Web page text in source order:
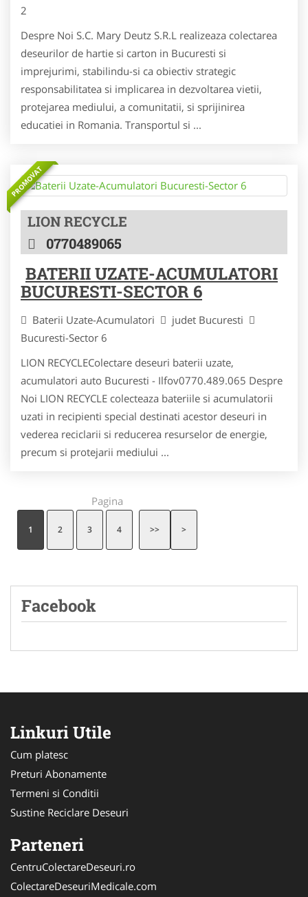
2
Despre Noi S.C. Mary Deutz S.R.L realizeaza colectarea
deseurilor de hartie si carton in Bucuresti si
imprejurimi, stabilindu-si ca obiectiv strategic
responsabilitatea si implicarea in dezvoltarea vietii,
protejarea mediului, a comunitatii, si sprijinirea
educatiei in Romania. Transportul si ...
PROMOVAT
LION RECYCLE
0770489065
BATERII UZATE-ACUMULATORI
BUCURESTI-SECTOR 6
Baterii Uzate-Acumulatori
judet Bucuresti
Bucuresti-Sector 6
LION RECYCLEColectare deseuri baterii uzate,
acumulatori auto Bucuresti - Ilfov0770.489.065 Despre
Noi LION RECYCLE colecteaza bateriile si acumulatorii
uzati in recipienti special destinati acestor deseuri in
vederea reciclarii si reducerea resurselor de energie,
precum si protejarii mediului ...
Pagina
1 2 3 4 >
>>
Facebook
Linkuri Utile
Cum platesc
Preturi Abonamente
Termeni si Conditii
Sustine Reciclare Deseuri
Parteneri
CentruColectareDeseuri.ro
ColectareDeseuriMedicale.com